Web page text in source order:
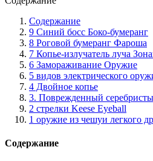
Содержание
9 Синий босс Боко-бумеранг
8 Роговой бумеранг Фароша
7 Копье-излучатель луча
6 Замораживание Оружие
5 видов электрического
4 Двойное копье
3. Поврежденный
2 стрелки Keese Eyeball
1 оружие из чешуи легкого
Содержание